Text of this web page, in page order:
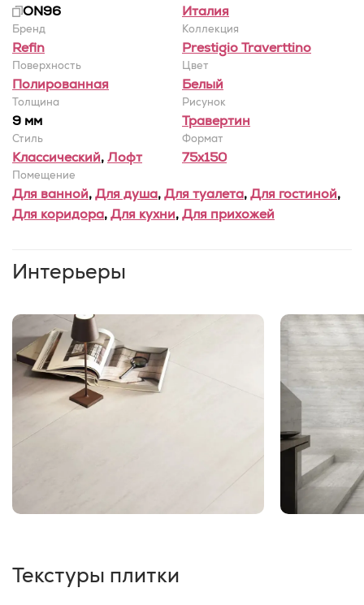
ON96 Италия
Бренд
Refin
Коллекция
Prestigio Traverttino
Поверхность
Полированная
Цвет
Белый
Толщина
9 мм
Рисунок
Травертин
Стиль
Классический,Лофт
Формат
75x150
Помещение
Для ванной,Для душа,Для туалета,Для гостиной,
Для коридора,Для кухни,Для прихожей
Интерьеры
Текстуры плитки